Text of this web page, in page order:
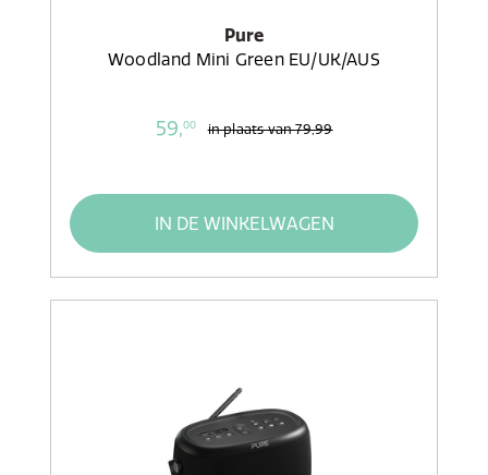
Pure
Woodland Mini Green EU/UK/AUS
59,00 in plaats van79,99
IN DE WINKELWAGEN